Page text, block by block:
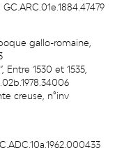
gallo-romaine,
Entre 1530 et 1535,
creuse, n°inv